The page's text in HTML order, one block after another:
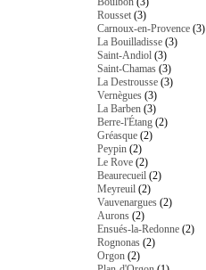
Rousset (3)
Carnoux-en-Provence (3)
La Bouilladisse (3)
Saint-Andiol (3)
Saint-Chamas (3)
La Destrousse (3)
Vernègues (3)
La Barben (3)
Berre-l'Étang (2)
Gréasque (2)
Peypin (2)
Le Rove (2)
Beaurecueil (2)
Meyreuil (2)
Vauvenargues (2)
Aurons (2)
Ensués-la-Redonne (2)
Rognonas (2)
Orgon (2)